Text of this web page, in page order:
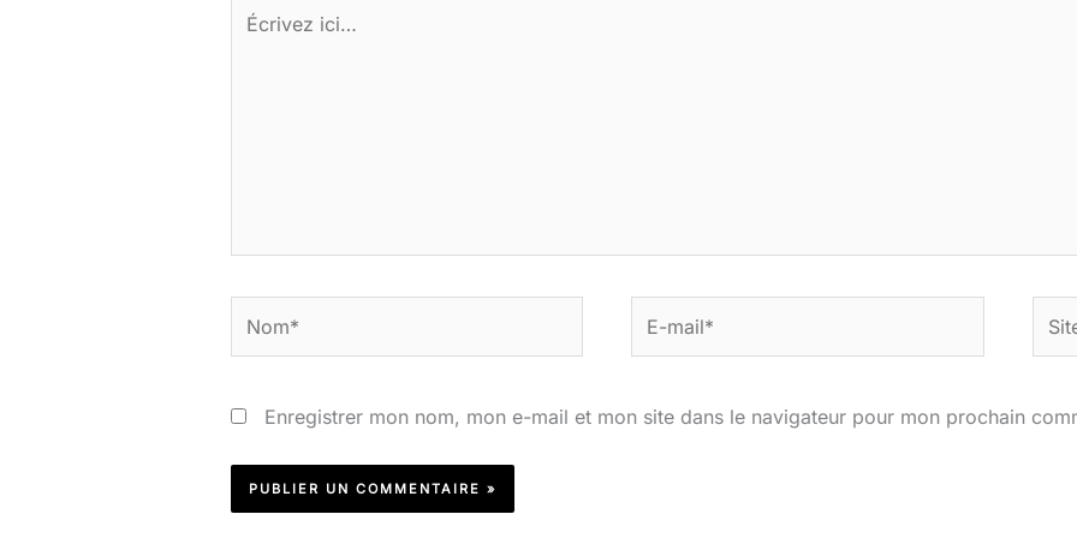
Écrivez
ici…
mail*
Enregistrer mon nom, mon e-mail et mon site dans le navigateur pour mon prochain